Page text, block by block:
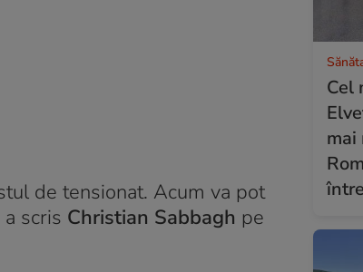
de tensionat. Acum va pot
scris Christian Sabbagh pe
Cel
mai